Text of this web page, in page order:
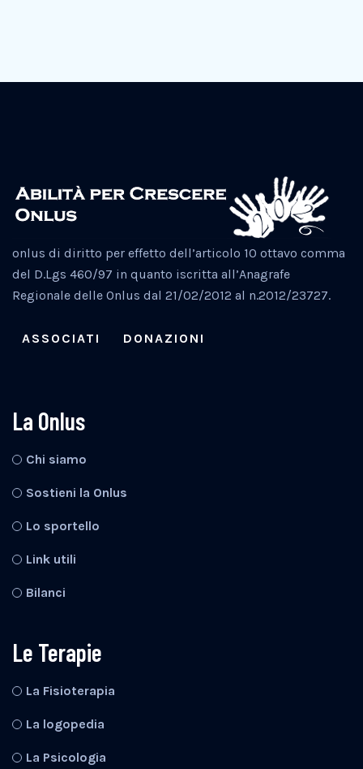
onlus di diritto per effetto dell’articolo 10 ottavo comma
del D.Lgs 460/97 in quanto iscritta all’Anagrafe
Regionale delle Onlus dal 21/02/2012 al n.2012/23727.
ASSOCIATI DONAZIONI
La Onlus
Chi siamo
Sostieni la Onlus
Lo sportello
Link utili
Bilanci
Le Terapie
La Fisioterapia
La logopedia
La Psicologia